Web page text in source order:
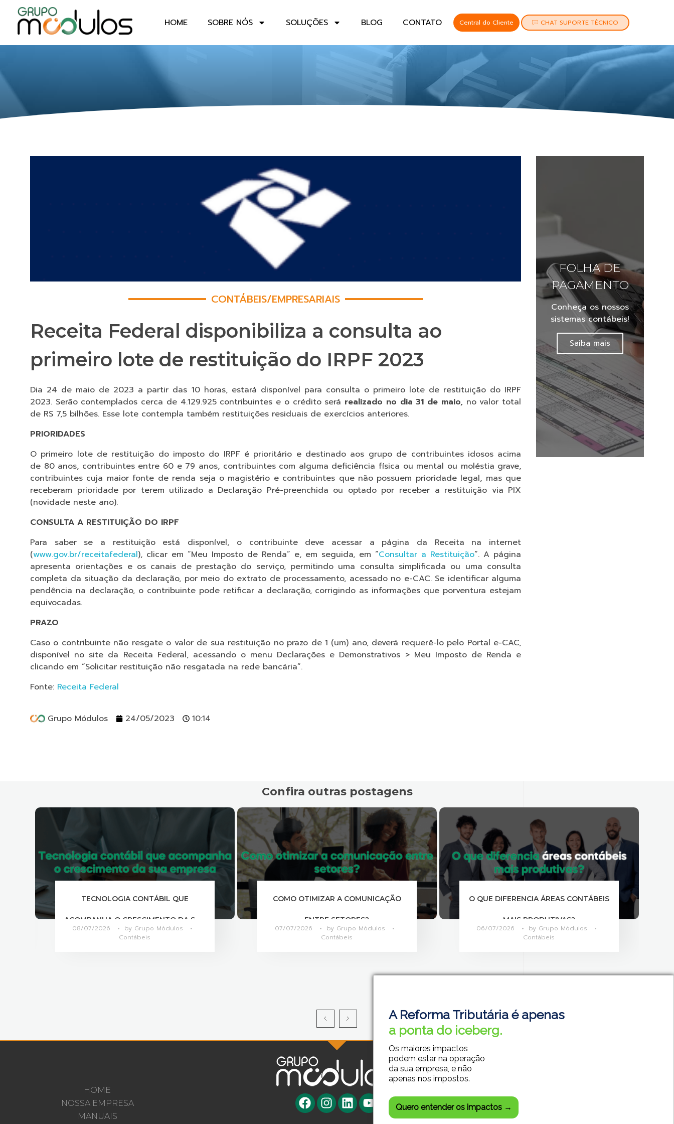
A Reforma Tributária é apenas
a ponta do iceberg.
Os maiores impactos
podem estar na operação
da sua empresa, e não
apenas nos impostos.
Quero entender os impactos →
HOME SOBRE NÓS SOLUÇÕES BLOG CONTATO Central do Cliente CHAT SUPORTE TÉCNICO
CONTÁBEIS/EMPRESARIAIS
Receita Federal disponibiliza a consulta ao
primeiro lote de restituição do IRPF 2023
Dia 24 de maio de 2023 a partir das 10 horas, estará disponível para consulta o primeiro lote de restituição do IRPF
2023. Serão contemplados cerca de 4.129.925 contribuintes e o crédito será realizado no dia 31 de maio, no valor total
de RS 7,5 bilhões. Esse lote contempla também restituições residuais de exercícios anteriores.
PRIORIDADES
O primeiro lote de restituição do imposto do IRPF é prioritário e destinado aos grupo de contribuintes idosos acima
de 80 anos, contribuintes entre 60 e 79 anos, contribuintes com alguma deficiência física ou mental ou moléstia grave,
contribuintes cuja maior fonte de renda seja o magistério e contribuintes que não possuem prioridade legal, mas que
receberam prioridade por terem utilizado a Declaração Pré-preenchida ou optado por receber a restituição via PIX
(novidade neste ano).
CONSULTA A RESTITUIÇÃO DO IRPF
Para saber se a restituição está disponível, o contribuinte deve acessar a página da Receita na internet
(www.gov.br/receitafederal), clicar em “Meu Imposto de Renda” e, em seguida, em “Consultar a Restituição“. A página
apresenta orientações e os canais de prestação do serviço, permitindo uma consulta simplificada ou uma consulta
completa da situação da declaração, por meio do extrato de processamento, acessado no e-CAC. Se identificar alguma
pendência na declaração, o contribuinte pode retificar a declaração, corrigindo as informações que porventura estejam
equivocadas.
PRAZO
Caso o contribuinte não resgate o valor de sua restituição no prazo de 1 (um) ano, deverá requerê-lo pelo Portal e-CAC,
disponível no site da Receita Federal, acessando o menu Declarações e Demonstrativos > Meu Imposto de Renda e
clicando em “Solicitar restituição não resgatada na rede bancária”.
Fonte: Receita Federal
Grupo Módulos 24/05/2023 10:14
FOLHA DE
PAGAMENTO
Conheça os nossos
sistemas contábeis!
Saiba mais
Confira outras postagens
COMO OTIMIZAR A COMUNICAÇÃO
ENTRE SETORES?
07/07/2026
by Grupo Módulos
Contábeis
O QUE DIFERENCIA ÁREAS CONTÁBEIS
MAIS PRODUTIVAS?
06/07/2026
by Grupo Módulos
Contábeis
CALENDÁRIO DE OBRIGAÇÕES JULHO
DE 2026
01/07/2026
by Grupo Módulos
Calendário de Obrigações
HOME
NOSSA EMPRESA
MANUAIS